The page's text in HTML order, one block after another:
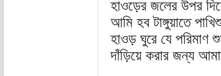
হাওড়ের জলের উপর
আমি হব টাঙ্গুয়াতে
হাওড় ঘুরে যে পরিমাণ
দাঁড়িয়ে করার জন্য